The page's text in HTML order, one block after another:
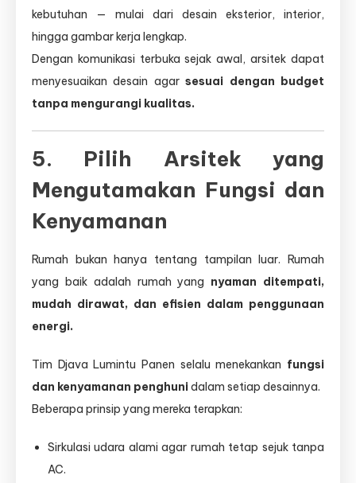
kebutuhan — mulai dari desain eksterior, interior,
hingga gambar kerja lengkap.
Dengan komunikasi terbuka sejak awal, arsitek dapat
menyesuaikan desain agarsesuai dengan budget
tanpa mengurangi kualitas.
5. Pilih Arsitek yang
Mengutamakan Fungsi dan
Kenyamanan
Rumah bukan hanya tentang tampilan luar. Rumah
yang baik adalah rumah yang nyaman ditempati,
mudah dirawat, dan efisien dalam penggunaan
energi.
Tim Djava Lumintu Panen selalu menekankan fungsi
dan kenyamanan penghunidalam setiap desainnya.
Beberapa prinsip yang mereka terapkan:
Sirkulasi udara alami agar rumah tetap sejuk tanpa
AC.